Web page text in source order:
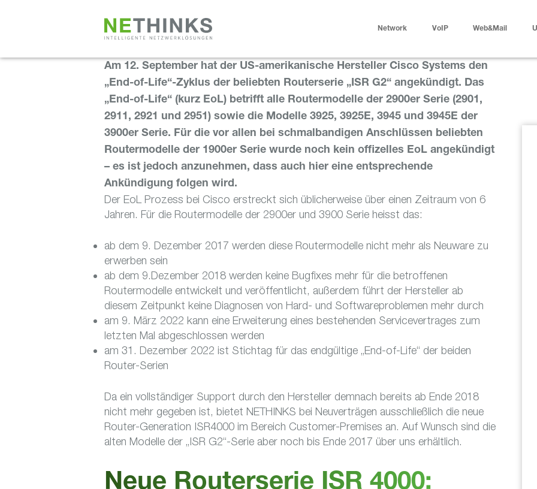
Network VoIP Web&Mail
Am 12. September hat der US-amerikanische Hersteller Cisco Systems den
„End-of-Life“-Zyklus der beliebten Routerserie „ISR G2“ angekündigt. Das
„End-of-Life“ (kurz EoL) betrifft alle Routermodelle der 2900er Serie (2901,
2911, 2921 und 2951) sowie die Modelle 3925, 3925E, 3945 und 3945E der
3900er Serie. Für die vor allen bei schmalbandigen Anschlüssen beliebten
Routermodelle der 1900er Serie wurde noch kein offizelles EoL angekündigt
– es ist jedoch anzunehmen, dass auch hier eine entsprechende
Ankündigung folgen wird.
Der EoL Prozess bei Cisco erstreckt sich üblicherweise über einen Zeitraum von 6
Jahren. Für die Routermodelle der 2900er und 3900 Serie heisst das:
ab dem 9. Dezember 2017 werden diese Routermodelle nicht mehr als Neuware zu
erwerben sein
ab dem 9.Dezember 2018 werden keine Bugfixes mehr für die betroffenen
Routermodelle entwickelt und veröffentlicht, außerdem führt der Hersteller ab
diesem Zeitpunkt keine Diagnosen von Hard- und Softwareproblemen mehr durch
am 9. März 2022 kann eine Erweiterung eines bestehenden Servicevertrages zum
letzten Mal abgeschlossen werden
am 31. Dezember 2022 ist Stichtag für das endgültige „End-of-Life“ der beiden
Router-Serien
Da ein vollständiger Support durch den Hersteller demnach bereits ab Ende 2018
nicht mehr gegeben ist, bietet NETHINKS bei Neuverträgen ausschließlich die neue
Router-Generation ISR4000 im Bereich Customer-Premises an. Auf Wunsch sind die
alten Modelle der „ISR G2“-Serie aber noch bis Ende 2017 über uns erhältlich.
Neue Routerserie ISR 4000: